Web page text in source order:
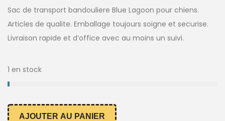
Sac de transport bandouliere Blue Lagoon pour chiens.
Articles de qualite. Emballage toujours soigne et securise.
Livraison rapide et d’office avec au moins un suivi.
1 en stock
AJOUTER AU PANIER